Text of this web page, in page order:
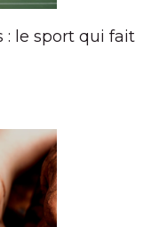
: le sport qui fait